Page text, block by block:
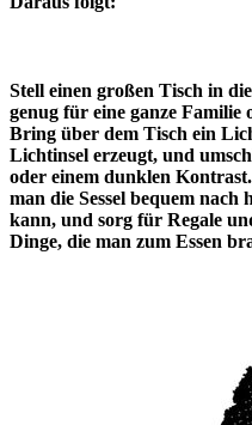
Stell einen großen Tisch in
genug für eine ganze Familie
Bring über dem Tisch ein
Lichtinsel erzeugt, und
oder einem dunklen
man die Sessel bequem nach
kann, und sorg für Regale
Dinge, die man zum Essen